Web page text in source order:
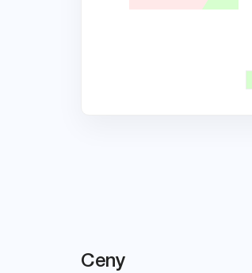
Ceny